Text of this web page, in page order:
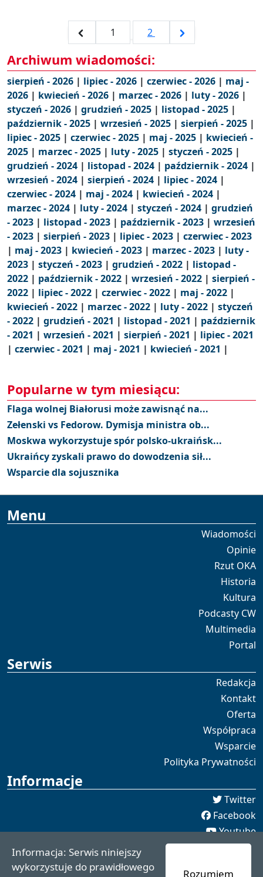
1 2
Archiwum wiadomości:
sierpień - 2026 | lipiec - 2026 | czerwiec - 2026 | maj -
2026 | kwiecień - 2026 | marzec - 2026 | luty - 2026 |
styczeń - 2026 | grudzień - 2025 | listopad - 2025 |
październik - 2025 | wrzesień - 2025 | sierpień - 2025 |
lipiec - 2025 | czerwiec - 2025 | maj - 2025 | kwiecień -
2025 | marzec - 2025 | luty - 2025 | styczeń - 2025 |
grudzień - 2024 | listopad - 2024 | październik - 2024 |
wrzesień - 2024 | sierpień - 2024 | lipiec - 2024 |
czerwiec - 2024 | maj - 2024 | kwiecień - 2024 |
marzec - 2024 | luty - 2024 | styczeń - 2024 | grudzień
- 2023 | listopad - 2023 | październik - 2023 | wrzesień
- 2023 | sierpień - 2023 | lipiec - 2023 | czerwiec - 2023
| maj - 2023 | kwiecień - 2023 | marzec - 2023 | luty -
2023 | styczeń - 2023 | grudzień - 2022 | listopad -
2022 | październik - 2022 | wrzesień - 2022 | sierpień -
2022 | lipiec - 2022 | czerwiec - 2022 | maj - 2022 |
kwiecień - 2022 | marzec - 2022 | luty - 2022 | styczeń
- 2022 | grudzień - 2021 | listopad - 2021 | październik
- 2021 | wrzesień - 2021 | sierpień - 2021 | lipiec - 2021
| czerwiec - 2021 | maj - 2021 | kwiecień - 2021 |
Popularne w tym miesiącu:
Flaga wolnej Białorusi może zawisnąć na...
Zełenski vs Fedorow. Dymisja ministra ob...
Moskwa wykorzystuje spór polsko-ukraińsk...
Ukraińcy zyskali prawo do dowodzenia sił...
Wsparcie dla sojusznika
Menu
Wiadomości
Opinie
Rzut OKA
Historia
Kultura
Podcasty CW
Multimedia
Portal
Serwis
Redakcja
Kontakt
Oferta
Współpraca
Wsparcie
Polityka Prywatności
Informacje
Twitter
Facebook
Youtube
Spotify
redakcja [[]] czaswschodni.pl
Informacja: Serwis niniejszy
wykorzystuje do prawidłowego
Rozumiem